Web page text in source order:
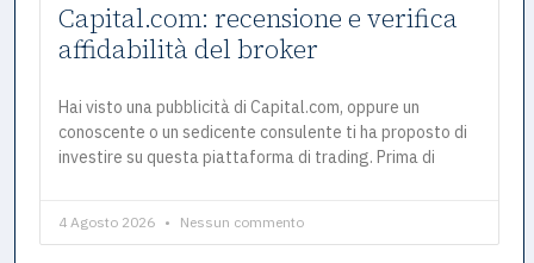
Capital.com: recensione e verifica
affidabilità del broker
Hai visto una pubblicità di Capital.com, oppure un
conoscente o un sedicente consulente ti ha proposto di
investire su questa piattaforma di trading. Prima di
4 Agosto 2026 Nessun commento